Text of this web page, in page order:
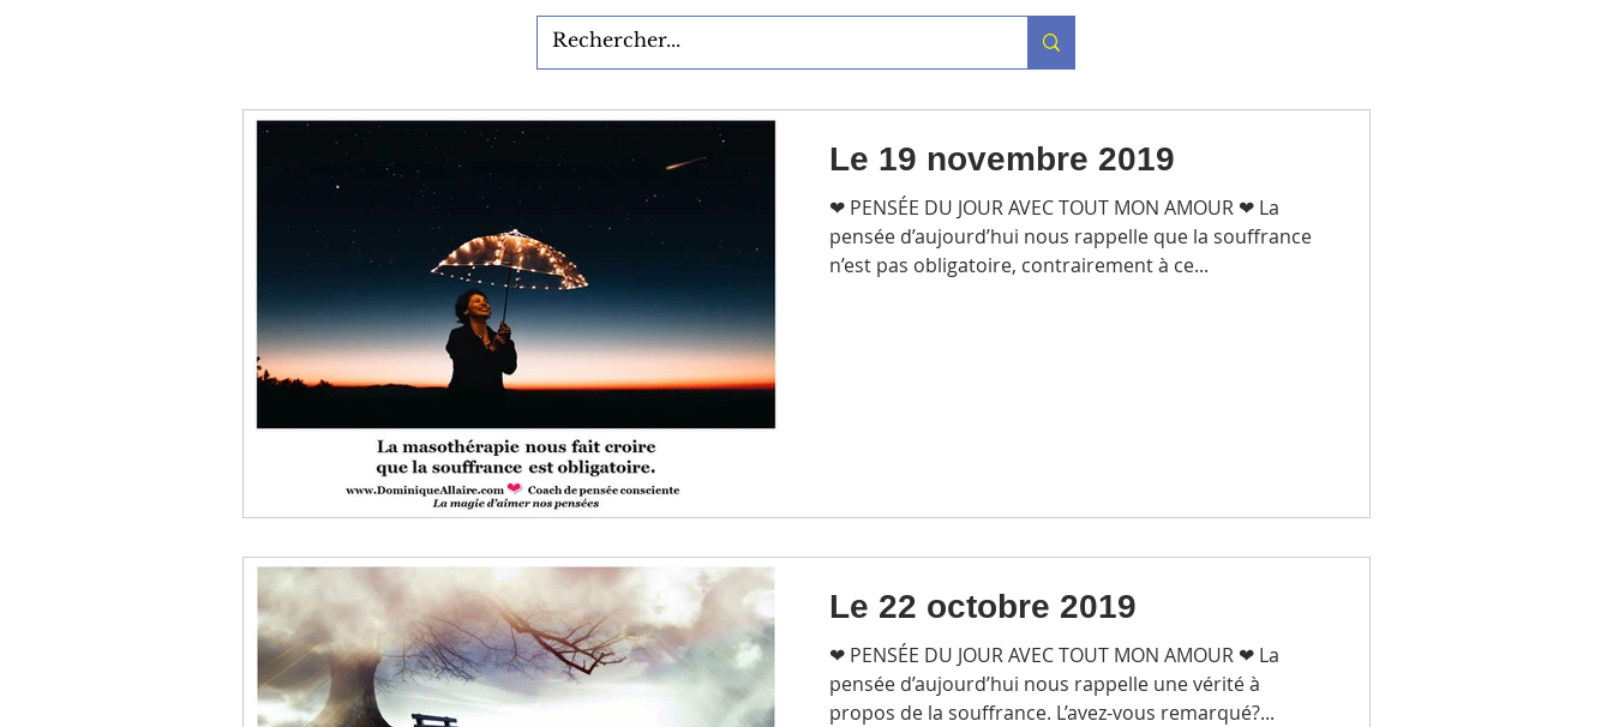
Le 19 novembre 2019
❤ PENSÉE DU JOUR AVEC TOUT MON AMOUR ❤ La
pensée d’aujourd’hui nous rappelle que la souffrance
n’est pas obligatoire, contrairement à ce...
Le 22 octobre 2019
❤ PENSÉE DU JOUR AVEC TOUT MON AMOUR ❤ La
pensée d’aujourd’hui nous rappelle une vérité à
propos de la souffrance. L’avez-vous remarqué?...